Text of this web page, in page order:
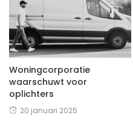
Woningcorporatie
waarschuwt voor
oplichters
20 januari 2025